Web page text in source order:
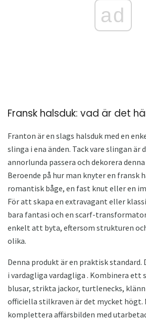
ad
Fransk halsduk: vad är det
Franton är en slags halsduk med en
slinga i ena änden. Tack vare slingan
annorlunda passera och dekorera
Beroende på hur man knyter en fransk
romantisk båge, en fast knut eller en
För att skapa en extravagant eller
bara fantasi och en scarf-
enkelt att byta, eftersom strukturen
olika.
Denna produkt är en praktisk standard.
i vardagliga vardagliga . Kombinera ett
blusar, strikta jackor, turtlenecks,
officiella stilkraven är det mycket
komplettera affärsbilden med